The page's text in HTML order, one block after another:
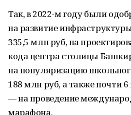
Так, в 2022-м году были
на развитие
335,5 млн руб, на
кода центра столицы
на популяризацию
188 млн руб, а также почти
— на проведение
марафона.